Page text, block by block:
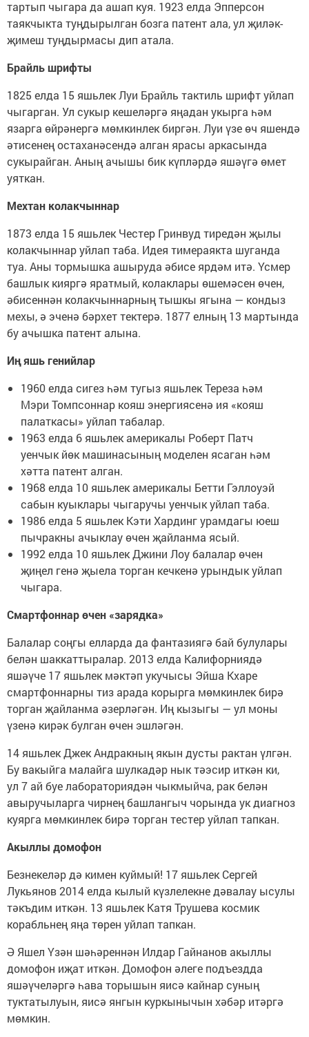
тартып чыгара да ашап куя. 1923 елда Эпперсон
таякчыкта туңдырылган бозга патент ала, ул җиләк-
җимеш туңдырмасы дип атала.
Брайль шрифты
1825 елда 15 яшьлек Луи Брайль тактиль шрифт уйлап
чыгарган. Ул сукыр кешеләргә яңадан укырга һәм
язарга өйрәнергә мөмкинлек биргән. Луи үзе өч яшендә
әтисенең остаханәсендә алган ярасы аркасында
сукырайган. Аның ачышы бик күпләрдә яшәүгә өмет
уяткан.
Мехтан колакчыннар
1873 елда 15 яшьлек Честер Гринвуд тиредән җылы
колакчыннар уйлап таба. Идея тимераякта шуганда
туа. Аны тормышка ашыруда әбисе ярдәм итә. Үсмер
башлык кияргә яратмый, колаклары өшемәсен өчен,
әбисеннән колакчыннарның тышкы ягына — кондыз
мехы, ә эченә бәрхет тектерә. 1877 елның 13 мартында
бу ачышка патент алына.
Иң яшь генийлар
1960 елда сигез һәм тугыз яшьлек Тереза һәм
Мэри Томпсоннар кояш энергиясенә ия «кояш
палаткасы» уйлап табалар.
1963 елда 6 яшьлек америкалы Роберт Патч
уенчык йөк машинасының моделен ясаган һәм
хәтта патент алган.
1968 елда 10 яшьлек америкалы Бетти Гэллоуэй
сабын куыклары чыгаручы уенчык уйлап таба.
1986 елда 5 яшьлек Кэти Хардинг урамдагы юеш
пычракны ачыклау өчен җайланма ясый.
1992 елда 10 яшьлек Джини Лоу балалар өчен
җиңел генә җыела торган кечкенә урындык уйлап
чыгара.
Смартфоннар өчен «зарядка»
Балалар соңгы елларда да фантазиягә бай булулары
белән шаккаттыралар. 2013 елда Калифорниядә
яшәүче 17 яшьлек мәктәп укучысы Эйша Кхаре
смартфоннарны тиз арада корырга мөмкинлек бирә
торган җайланма әзерләгән. Иң кызыгы — ул моны
үзенә кирәк булган өчен эшләгән.
14 яшьлек Джек Андракның якын дусты рактан үлгән.
Бу вакыйга малайга шулкадәр нык тәэсир иткән ки,
ул 7 ай буе лабораториядән чыкмыйча, рак белән
авыручыларга чирнең башлангыч чорында ук диагноз
куярга мөмкинлек бирә торган тестер уйлап тапкан.
Акыллы домофон
Безнекеләр дә кимен куймый! 17 яшьлек Сергей
Лукьянов 2014 елда кылый күзлелекне дәвалау ысулы
тәкъдим иткән. 13 яшьлек Катя Трушева космик
корабльнең яңа төрен уйлап тапкан.
Ә Яшел Үзән шәһәреннән Илдар Гайнанов акыллы
домофон иҗат иткән. Домофон әлеге подъездда
яшәүчеләргә һава торышын яисә кайнар суның
туктатылуын, яисә янгын куркынычын хәбәр итәргә
мөмкин.